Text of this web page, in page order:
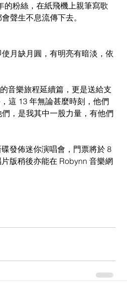
的粉絲，在紙飛機上親筆寫歌
聲生不息流傳下去。
月缺月圓，有明亮有暗淡，依
音樂旅程延續篇，更是送給支
這 13 年無論甚麼時刻，他們
，是我其中一股力量，有他們
發佈迷你演唱會，門票將於 8
版稍後亦能在 Robynn 音樂網